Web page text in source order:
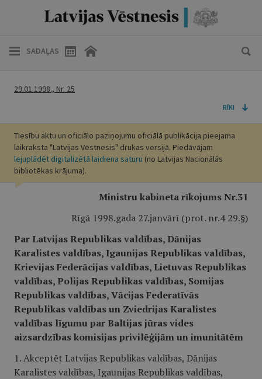
SADAĻAS
29.01.1998., Nr. 25
RĪKI
Tiesību aktu un oficiālo paziņojumu oficiālā publikācija pieejama
laikraksta "Latvijas Vēstnesis" drukas versijā. Piedāvājam
lejuplādēt digitalizētā laidiena saturu (no Latvijas Nacionālās
bibliotēkas krājuma).
Ministru kabineta rīkojums Nr.31
Rīgā 1998.gada 27.janvārī (prot. nr.4 29.§)
Par Latvijas Republikas valdības, Dānijas
Karalistes valdības, Igaunijas Republikas valdības,
Krievijas Federācijas valdības, Lietuvas Republikas
valdības, Polijas Republikas valdības, Somijas
Republikas valdības, Vācijas Federatīvās
Republikas valdības un Zviedrijas Karalistes
valdības līgumu par Baltijas jūras vides
aizsardzības komisijas privilēģijām un imunitātēm
1. Akceptēt Latvijas Republikas valdības, Dānijas
Karalistes valdības, Igaunijas Republikas valdības,